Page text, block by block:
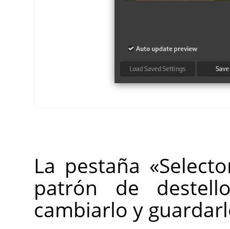
La pestaña
patrón de
cambiarlo y